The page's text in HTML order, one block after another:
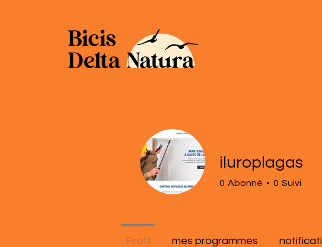
iluroplagas
0 Abonné 0 Suivi
Profil mes programmes